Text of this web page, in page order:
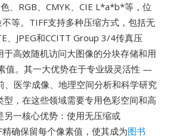
、RGB、CMYK、CIE L*a*b*等，位
等。TIFF支持多种压缩方式，包括无
、JPEG和CCITT Group 3/4传真压
高效随机访问大图像的分块存储和用
值。其一大优势在于专业级灵活性 —
、医学成像、地理空间分析和科学研究
，在这些领域需要专用色彩空间和高
另一核心优势：使用无压缩或
确保留每个像素值，使其成为图书